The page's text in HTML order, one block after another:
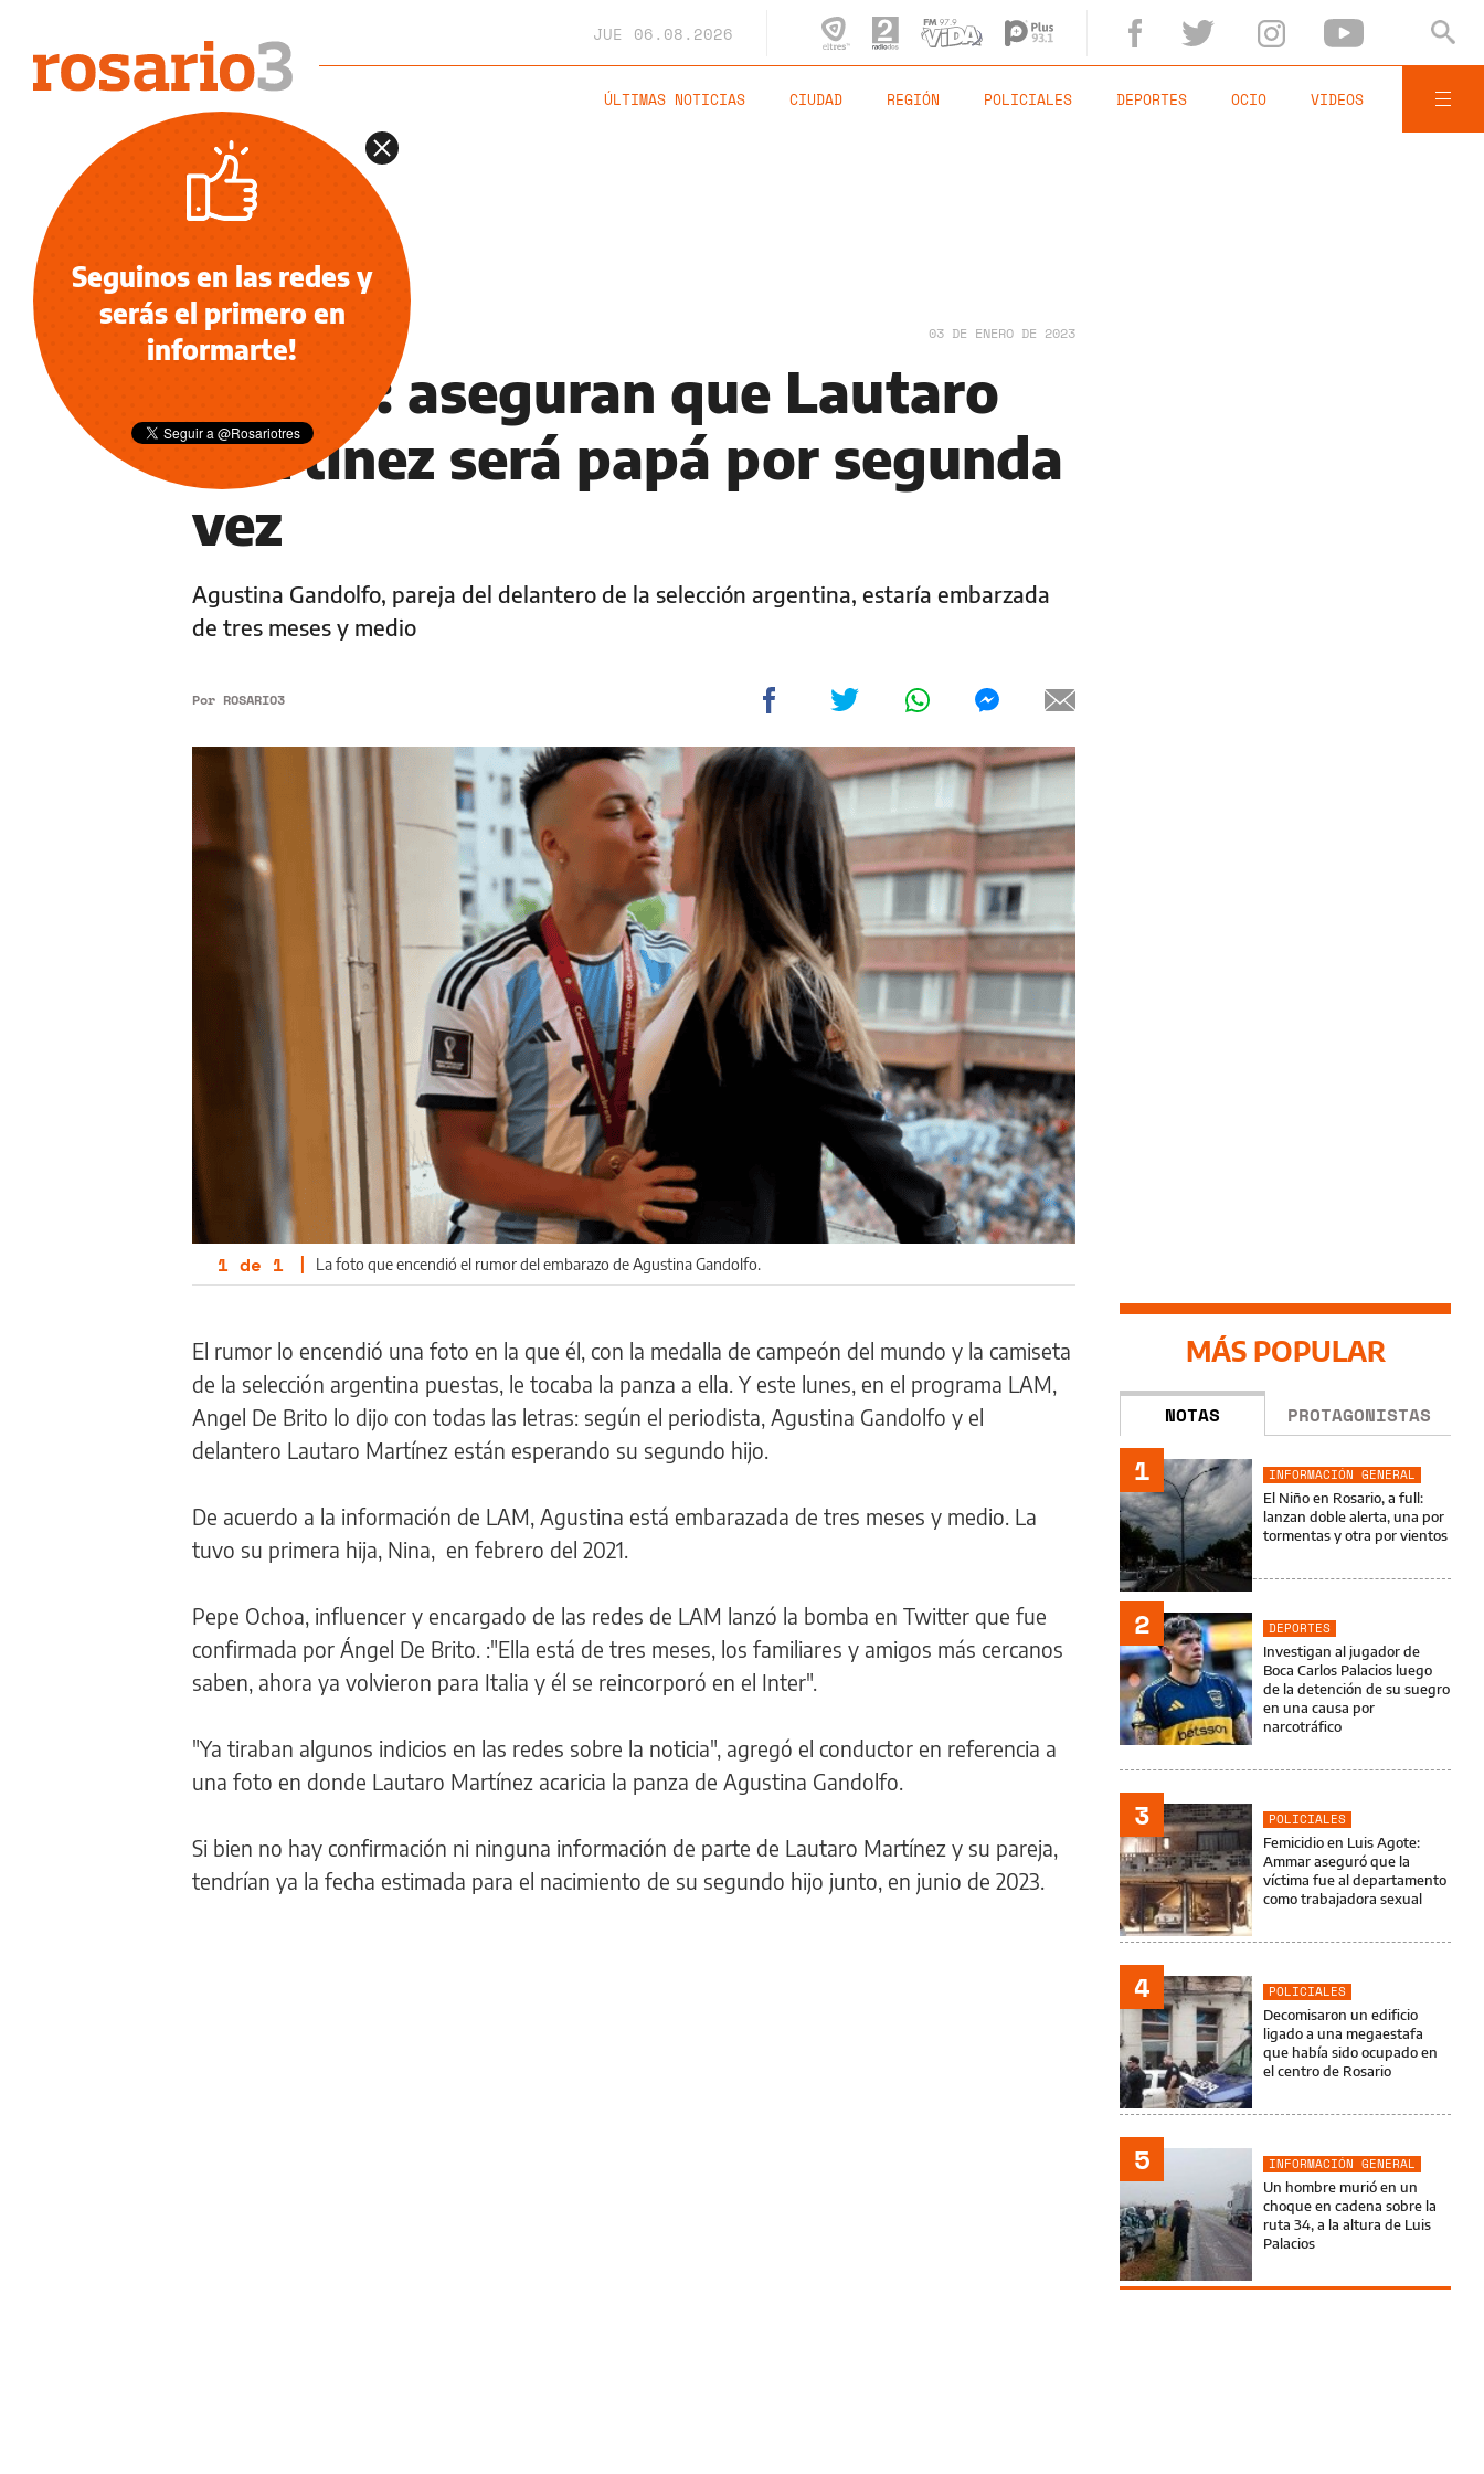
JUE 06.08.2026
ÚLTIMAS NOTICIAS CIUDAD REGIÓN POLICIALES DEPORTES OCIO VIDEOS
OCIO 03 DE ENERO DE 2023
Golazo: aseguran que Lautaro
Martínez será papá por segunda
vez
Agustina Gandolfo, pareja del delantero de la selección argentina, estaría embarzada
de tres meses y medio
Por ROSARIO3
1 de 1 | La foto que encendió el rumor del embarazo de Agustina Gandolfo.
El rumor lo encendió una foto en la que él, con la medalla de campeón del mundo y la camiseta
de la selección argentina puestas, le tocaba la panza a ella. Y este lunes, en el programa LAM,
Angel De Brito lo dijo con todas las letras: según el periodista, Agustina Gandolfo y el
delantero Lautaro Martínez están esperando su segundo hijo.
De acuerdo a la información de LAM, Agustina está embarazada de tres meses y medio. La
tuvo su primera hija, Nina, en febrero del 2021.
Pepe Ochoa, influencer y encargado de las redes de LAM lanzó la bomba en Twitter que fue
confirmada por Ángel De Brito. :"Ella está de tres meses, los familiares y amigos más cercanos
saben, ahora ya volvieron para Italia y él se reincorporó en el Inter".
"Ya tiraban algunos indicios en las redes sobre la noticia", agregó el conductor en referencia a
una foto en donde Lautaro Martínez acaricia la panza de Agustina Gandolfo.
Si bien no hay confirmación ni ninguna información de parte de Lautaro Martínez y su pareja,
tendrían ya la fecha estimada para el nacimiento de su segundo hijo junto, en junio de 2023.
MÁS POPULAR
NOTAS PROTAGONISTAS
1
INFORMACIÓN GENERAL
El Niño en Rosario, a full:
lanzan doble alerta, una por
tormentas y otra por vientos
2
DEPORTES
Investigan al jugador de
Boca Carlos Palacios luego
de la detención de su suegro
en una causa por
narcotráfico
3
POLICIALES
Femicidio en Luis Agote:
Ammar aseguró que la
víctima fue al departamento
como trabajadora sexual
4
POLICIALES
Decomisaron un edificio
ligado a una megaestafa
que había sido ocupado en
el centro de Rosario
5
INFORMACIÓN GENERAL
Un hombre murió en un
choque en cadena sobre la
ruta 34, a la altura de Luis
Palacios
Seguinos en las redes y
serás el primero en
informarte!